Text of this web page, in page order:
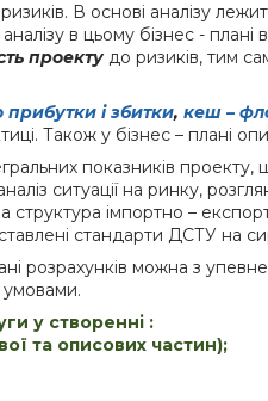
В основі аналізу
в цьому бізнес -
проекту до ризиків, тим
прибутки і збитки, кеш –
Також у бізнес – плані
показників
ситуації на ринку,
структура імпортно –
стандарти ДСТУ на
розрахунків можна з
умовами.
у створенні :
та описових частин);